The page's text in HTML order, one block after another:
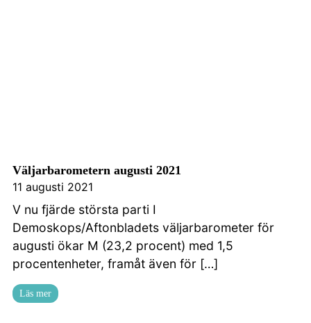
Väljarbarometern augusti 2021
11 augusti 2021
V nu fjärde största parti I
Demoskops/Aftonbladets väljarbarometer för
augusti ökar M (23,2 procent) med 1,5
procentenheter, framåt även för […]
Läs mer